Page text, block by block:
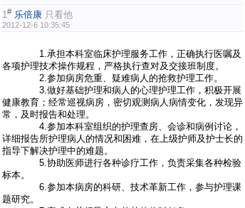
1# 乐倍康 只看他
2012-12-6 10:35:45
1.承担本科室临床护理服务工作，正确执行医嘱及
各项护理技术操作规程，严格执行查对及交接班制度。
2.参加病房危重、疑难病人的抢救护理工作。
3.做好基础护理和病人的心理护理工作，积极开展
健康教育；经常巡视病房，密切观测病人病情变化，发现异
常，及时报告和处理。
4.参加本科室组织的护理查房、会诊和病例讨论，
详细报告所护理病人的情况和困难，在上级护师及护士长的
指导下解决护理中的难题。
5.协助医师进行各种诊疗工作，负责采集各种检验
标本。
6.参加本病房的科研、技术革新工作，参与护理课
题研究。